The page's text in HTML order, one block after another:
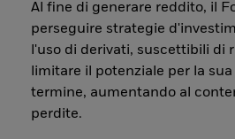
Al fine di generare reddito, il
perseguire strategie
l'uso di derivati, suscettibili di
limitare il potenziale per la
termine, aumentando al
perdite.